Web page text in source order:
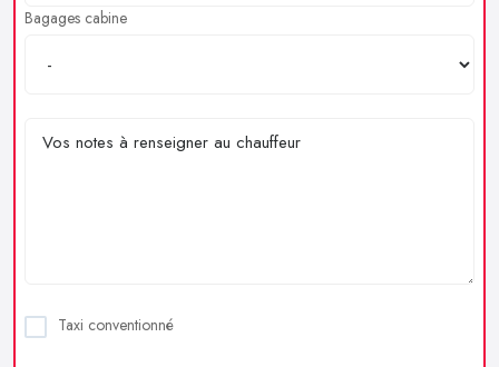
Bagages cabine
Taxi conventionné